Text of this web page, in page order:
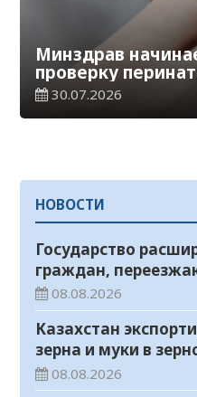
Минздрав
проверку
Казахстана
30.07.2026
НОВОСТИ
Государство
граждан,
регионы для работы
08.08.2026
Казахстан
зерна и муки в
08.08.2026